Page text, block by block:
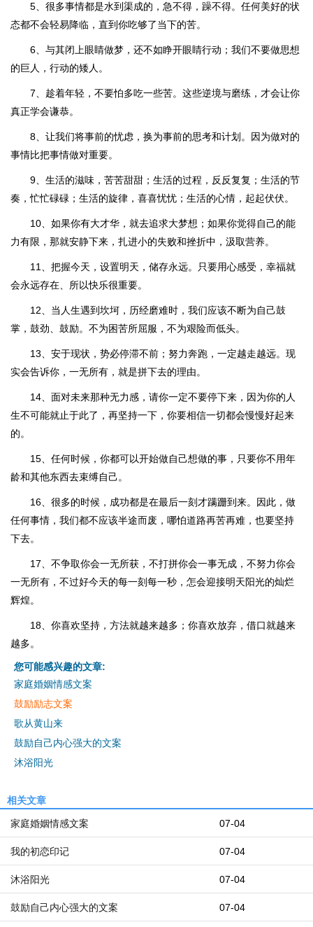
5、很多事情都是水到渠成的，急不得，躁不得。任何美好的状
态都不会轻易降临，直到你吃够了当下的苦。
6、与其闭上眼睛做梦，还不如睁开眼睛行动；我们不要做思想
的巨人，行动的矮人。
7、趁着年轻，不要怕多吃一些苦。这些逆境与磨练，才会让你
真正学会谦恭。
8、让我们将事前的忧虑，换为事前的思考和计划。因为做对的
事情比把事情做对重要。
9、生活的滋味，苦苦甜甜；生活的过程，反反复复；生活的节
奏，忙忙碌碌；生活的旋律，喜喜忧忧；生活的心情，起起伏伏。
10、如果你有大才华，就去追求大梦想；如果你觉得自己的能
力有限，那就安静下来，扎进小的失败和挫折中，汲取营养。
11、把握今天，设置明天，储存永远。只要用心感受，幸福就
会永远存在、所以快乐很重要。
12、当人生遇到坎坷，历经磨难时，我们应该不断为自己鼓
掌，鼓劲、鼓励。不为困苦所屈服，不为艰险而低头。
13、安于现状，势必停滞不前；努力奔跑，一定越走越远。现
实会告诉你，一无所有，就是拼下去的理由。
14、面对未来那种无力感，请你一定不要停下来，因为你的人
生不可能就止于此了，再坚持一下，你要相信一切都会慢慢好起来
的。
15、任何时候，你都可以开始做自己想做的事，只要你不用年
龄和其他东西去束缚自己。
16、很多的时候，成功都是在最后一刻才蹒跚到来。因此，做
任何事情，我们都不应该半途而废，哪怕道路再苦再难，也要坚持
下去。
17、不争取你会一无所获，不打拼你会一事无成，不努力你会
一无所有，不过好今天的每一刻每一秒，怎会迎接明天阳光的灿烂
辉煌。
18、你喜欢坚持，方法就越来越多；你喜欢放弃，借口就越来
越多。
您可能感兴趣的文章:
家庭婚姻情感文案
鼓励励志文案
歌从黄山来
鼓励自己内心强大的文案
沐浴阳光
相关文章
07-04
家庭婚姻情感文案
07-04
我的初恋印记
07-04
沐浴阳光
07-04
鼓励自己内心强大的文案